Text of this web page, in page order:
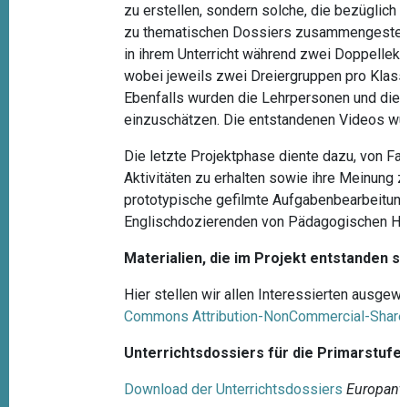
zu erstellen, sondern solche, die
zu thematischen Dossiers
in ihrem Unterricht während zwei
wobei jeweils zwei Dreiergruppen pro
Ebenfalls wurden die Lehrpersonen und
einzuschätzen. Die entstandenen Videos
Die letzte Projektphase diente dazu, von
Aktivitäten zu erhalten sowie ihre
prototypische gefilmte
Englischdozierenden von Pädagogischen
Materialien, die im Projekt entstanden
Hier stellen wir allen Interessierten
Commons Attribution-NonCommercial-
Unterrichtsdossiers für die
Download der Unterrichtsdossiers